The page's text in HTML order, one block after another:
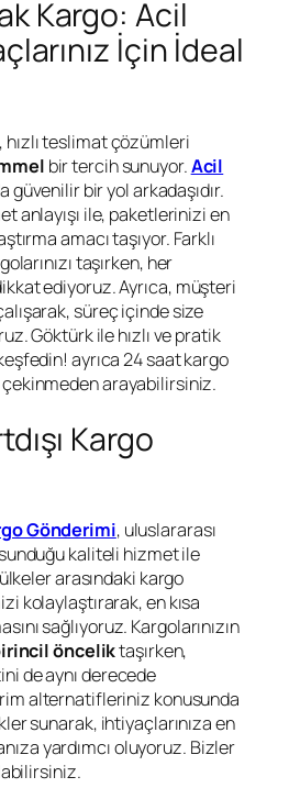
Kargo: Acil
İçin İdeal
hızlı teslimat çözümleri
bir tercih sunuyor.Acil
güvenilir bir yol arkadaşıdır.
anlayışı ile, paketlerinizi en
amacı taşıyor. Farklı
taşırken, her
ediyoruz. Ayrıca, müşteri
süreç içinde size
Göktürk ile hızlı ve pratik
ayrıca 24 saat kargo
arayabilirsiniz.
Kargo
Gönderimi, uluslararası
sunduğu kaliteli hizmet ile
arasındaki kargo
kolaylaştırarak, en kısa
sağlıyoruz. Kargolarınızın
önceliktaşırken,
de aynı derecede
alternatifleriniz konusunda
sunarak, ihtiyaçlarınıza en
yardımcı oluyoruz. Bizler